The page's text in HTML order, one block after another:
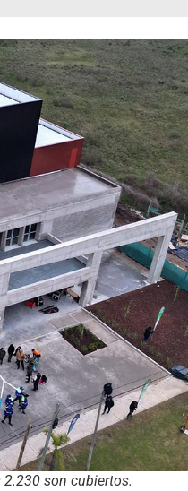
son cubiertos.